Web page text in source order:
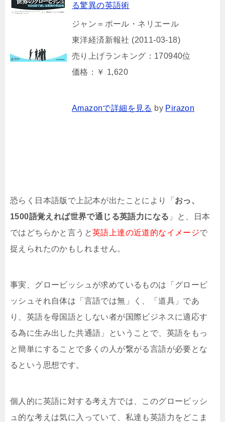
る驚異の英語術
ジャン＝ポール・ネリエール
東洋経済新報社 (2011-03-18)
売り上げランキング：170940位
価格：￥ 1,620
Amazonで詳細を見る by Pirazon
恐らく日本語版で上記本が出たことにより「 おっ、
1500語覚えれば世界で通じる英語力になる 」と、日本
ではどちらかと言うと英語上達の近道的なイメージで
捉えられたのかもしれません。
事実、グロービッシュが求めているものは「グロービ
ッシュそれ自体は「言語では無」く、「道具」であ
り、英語を母国語としない者が国際ビジネスに適応す
る為に生み出した共通語」ということで、英語をもっ
と簡単にすることで多くの人が繋がる言語が必要とな
るという思想です。
個人的に英語に対する考え方では、このグロービッシ
ュ的な考えは気に入っていて、私達も英語力をどこま